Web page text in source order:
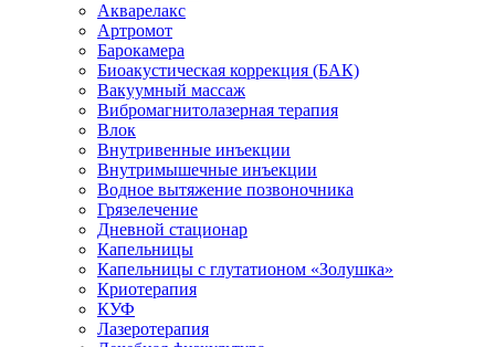
Акварелакс
Артромот
Барокамера
Биоакустическая коррекция (БАК)
Вакуумный массаж
Вибромагнитолазерная терапия
Влок
Внутривенные инъекции
Внутримышечные инъекции
Водное вытяжение позвоночника
Грязелечение
Дневной стационар
Капельницы
Капельницы с глутатионом «Золушка»
Криотерапия
КУФ
Лазеротерапия